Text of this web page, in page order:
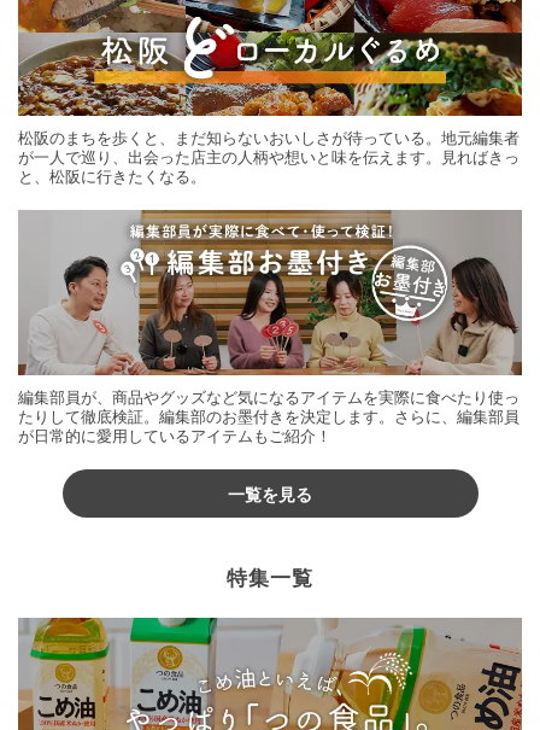
松阪のまちを歩くと、まだ知らないおいしさが待っている。地元編集者
が一人で巡り、出会った店主の人柄や想いと味を伝えます。見ればきっ
と、松阪に行きたくなる。
編集部員が、商品やグッズなど気になるアイテムを実際に食べたり使っ
たりして徹底検証。編集部のお墨付きを決定します。さらに、編集部員
が日常的に愛用しているアイテムもご紹介！
一覧を見る
特集一覧